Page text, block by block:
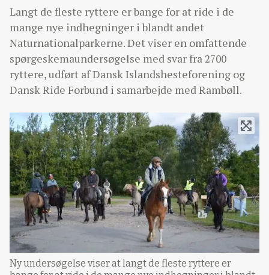
Langt de fleste ryttere er bange for at ride i de
mange nye indhegninger i blandt andet
Naturnationalparkerne. Det viser en omfattende
spørgeskemaundersøgelse med svar fra 2700
ryttere, udført af Dansk Islandshesteforening og
Dansk Ride Forbund i samarbejde med Rambøll.
Ny undersøgelse viser at langt de fleste ryttere er